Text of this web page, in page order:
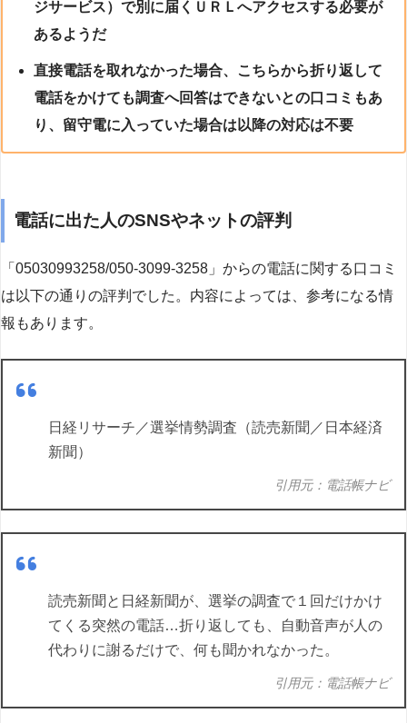
ジサービス）で別に届くＵＲＬへアクセスする必要が
あるようだ
直接電話を取れなかった場合、こちらから折り返して
電話をかけても調査へ回答はできないとの口コミもあ
り、留守電に入っていた場合は以降の対応は不要
電話に出た人のSNSやネットの評判
「05030993258/050-3099-3258」からの電話に関する口コミ
は以下の通りの評判でした。内容によっては、参考になる情
報もあります。
日経リサーチ／選挙情勢調査（読売新聞／日本経済
新聞）
引用元：電話帳ナビ
読売新聞と日経新聞が、選挙の調査で１回だけかけ
てくる突然の電話…折り返しても、自動音声が人の
代わりに謝るだけで、何も聞かれなかった。
引用元：電話帳ナビ